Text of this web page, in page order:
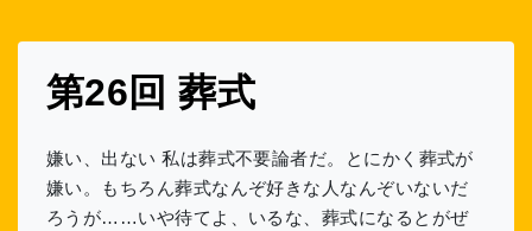
第26回 葬式
嫌い、出ない 私は葬式不要論者だ。とにかく葬式が
嫌い。もちろん葬式なんぞ好きな人なんぞいないだ
ろうが……いや待てよ、いるな、葬式になるとがぜ